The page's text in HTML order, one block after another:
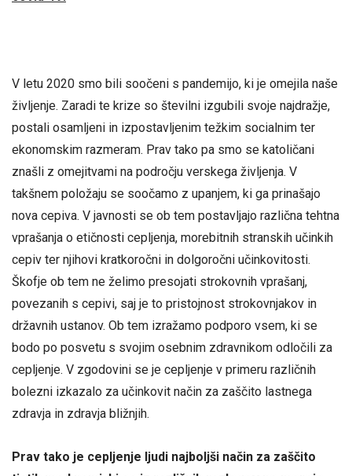
V letu 2020 smo bili soočeni s pandemijo, ki je omejila naše
življenje. Zaradi te krize so številni izgubili svoje najdražje,
postali osamljeni in izpostavljenim težkim socialnim ter
ekonomskim razmeram. Prav tako pa smo se katoličani
znašli z omejitvami na področju verskega življenja. V
takšnem položaju se soočamo z upanjem, ki ga prinašajo
nova cepiva. V javnosti se ob tem postavljajo različna tehtna
vprašanja o etičnosti cepljenja, morebitnih stranskih učinkih
cepiv ter njihovi kratkoročni in dolgoročni učinkovitosti.
Škofje ob tem ne želimo presojati strokovnih vprašanj,
povezanih s cepivi, saj je to pristojnost strokovnjakov in
državnih ustanov. Ob tem izražamo podporo vsem, ki se
bodo po posvetu s svojim osebnim zdravnikom odločili za
cepljenje. V zgodovini se je cepljenje v primeru različnih
bolezni izkazalo za učinkovit način za zaščito lastnega
zdravja in zdravja bližnjih.
Prav tako je cepljenje ljudi najboljši način za zaščito